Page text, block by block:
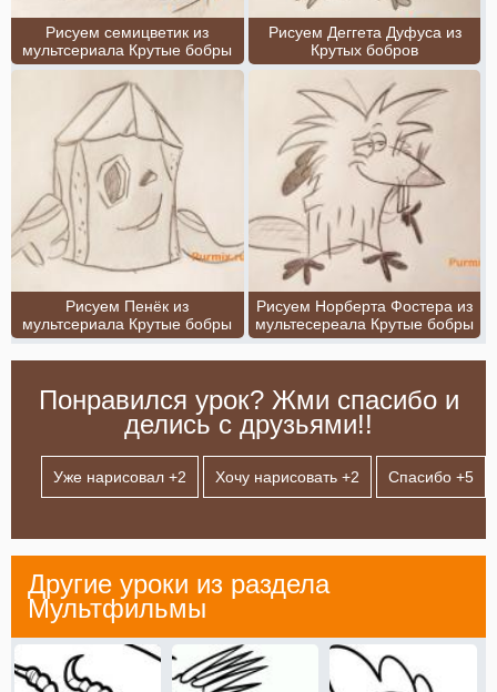
Рисуем семицветик из
мультсериала Крутые бобры
Рисуем Деггета Дуфуса из
Крутых бобров
Рисуем Пенёк из
мультсериала Крутые бобры
Рисуем Норберта Фостера из
мультесереала Крутые бобры
Понравился урок? Жми спасибо и
делись с друзьями!!
Уже нарисовал +2 Хочу нарисовать +2 Спасибо +5
Другие уроки из раздела
Мультфильмы